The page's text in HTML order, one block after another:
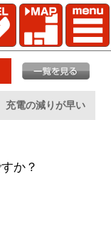
電の減りが早い
か？